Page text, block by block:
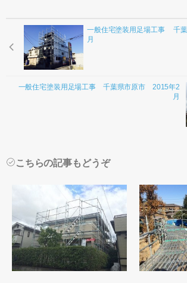
一般住宅塗装用足場工事 千
月
一般住宅塗装用足場工事 千葉県市原市 2015年2
月
こちらの記事もどうぞ